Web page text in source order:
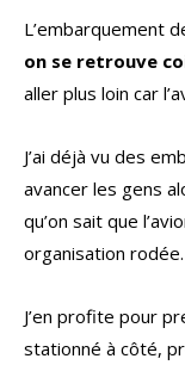
L’embarquement
on se retrouve
aller plus loin car
J’ai déjà vu des
avancer les gens
qu’on sait que
organisation rodée.
J’en profite pour
stationné à côté,